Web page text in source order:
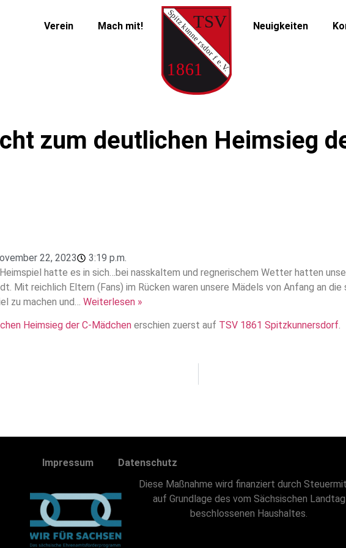
Verein Mach mit! Neuigkeiten
zum deutlichen Heimsieg
22, 2023
3:19 p.m.
hatte es in sich…bei nasskaltem und regnerischem Wetter hatten
Mit reichlich Eltern (Fans) im Rücken waren unsere Mädels von Anfang an
zu machen und… Weiterlesen »
Heimsieg der C-Mädchen erschien zuerst auf TSV 1861 Spitzkunnersdorf.
Impressum
Datenschutz
Diese Maßnahme wird finanziert durch
auf Grundlage des vom Sächsischen Landtag
beschlossenen Haushaltes.